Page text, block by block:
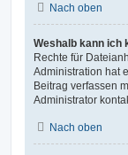
Nach oben
Weshalb kann ich
Rechte für
Administration hat
Beitrag verfassen
Administrator
Nach oben